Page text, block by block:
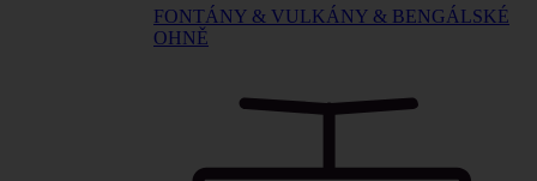
FONTÁNY & VULKÁNY & BENGÁLSKÉ
OHNĚ